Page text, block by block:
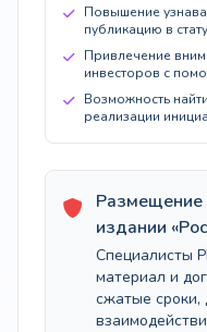
Повышение
публикацию в
Привлечение
инвесторов с
Возможность
реализации
Размещение
издании
Специалисты
материал и
сжатые сроки,